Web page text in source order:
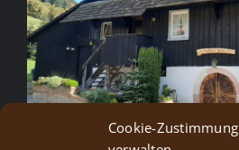
Cookie-Zustimmung